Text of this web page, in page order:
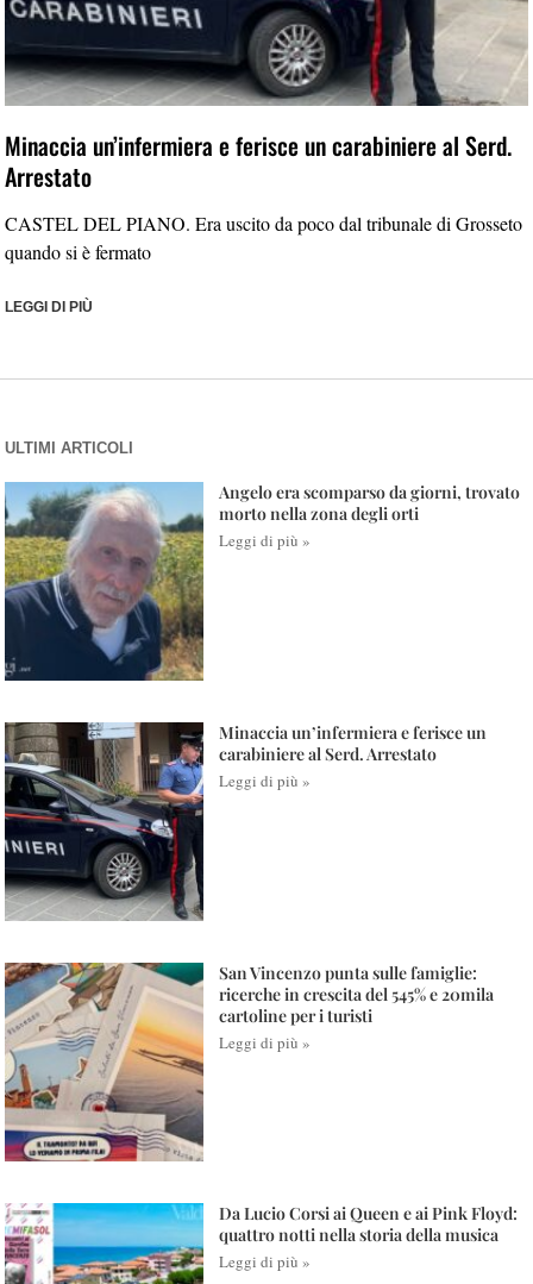
Minaccia un’infermiera e ferisce un carabiniere al Serd.
Arrestato
CASTEL DEL PIANO. Era uscito da poco dal tribunale di Grosseto
quando si è fermato
LEGGI DI PIÙ
ULTIMI ARTICOLI
Angelo era scomparso da giorni, trovato
morto nella zona degli orti
Leggi di più »
Minaccia un’infermiera e ferisce un
carabiniere al Serd. Arrestato
Leggi di più »
San Vincenzo punta sulle famiglie:
ricerche in crescita del 545% e 20mila
cartoline per i turisti
Leggi di più »
Da Lucio Corsi ai Queen e ai Pink Floyd:
quattro notti nella storia della musica
Leggi di più »